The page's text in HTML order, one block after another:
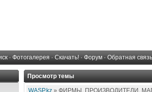
· Фотогалерея · Скачать! · Форум · Обратная связь
Просмотр темы
WASP.kz » ФИРМЫ, ПРОИЗВОДИТЕЛИ,